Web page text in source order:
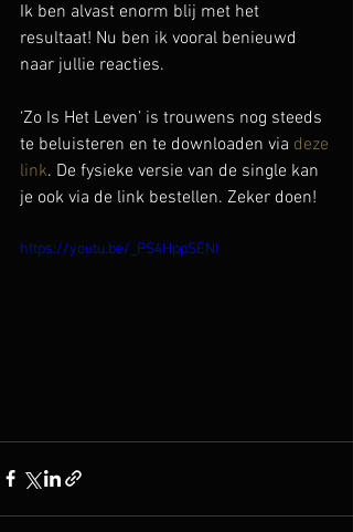
Ik ben alvast enorm blij met het
resultaat! Nu ben ik vooral benieuwd
naar jullie reacties.
‘Zo Is Het Leven’ is trouwens nog steeds
te beluisteren en te downloaden via deze
link. De fysieke versie van de single kan
je ook via de link bestellen. Zeker doen!
https://youtu.be/_PS4HppSENI